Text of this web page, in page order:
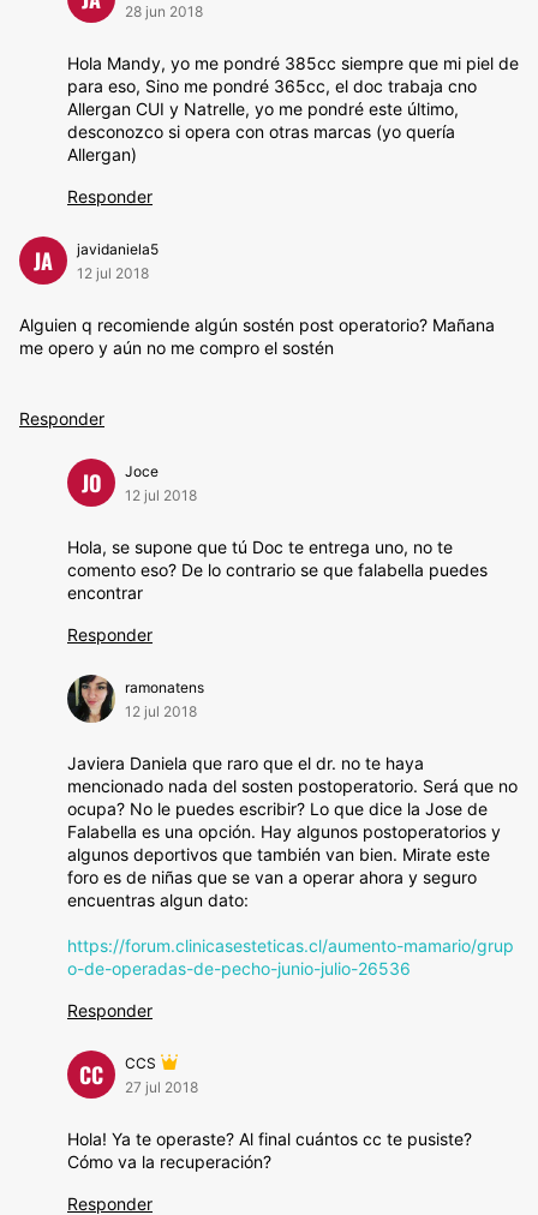
28 jun 2018
Hola Mandy, yo me pondré 385cc siempre que mi piel de
para eso, Sino me pondré 365cc, el doc trabaja cno
Allergan CUI y Natrelle, yo me pondré este último,
desconozco si opera con otras marcas (yo quería
Allergan)
Responder
JA
javidaniela5
12 jul 2018
Alguien q recomiende algún sostén post operatorio? Mañana
me opero y aún no me compro el sostén
Responder
JO
Joce
12 jul 2018
Hola, se supone que tú Doc te entrega uno, no te
comento eso? De lo contrario se que falabella puedes
encontrar
Responder
ramonatens
12 jul 2018
Javiera Daniela que raro que el dr. no te haya
mencionado nada del sosten postoperatorio. Será que no
ocupa? No le puedes escribir? Lo que dice la Jose de
Falabella es una opción. Hay algunos postoperatorios y
algunos deportivos que también van bien. Mirate este
foro es de niñas que se van a operar ahora y seguro
encuentras algun dato:
https://forum.clinicasesteticas.cl/aumento-mamario/grup
o-de-operadas-de-pecho-junio-julio-26536
Responder
CC
CCS
27 jul 2018
Hola! Ya te operaste? Al final cuántos cc te pusiste?
Cómo va la recuperación?
Responder